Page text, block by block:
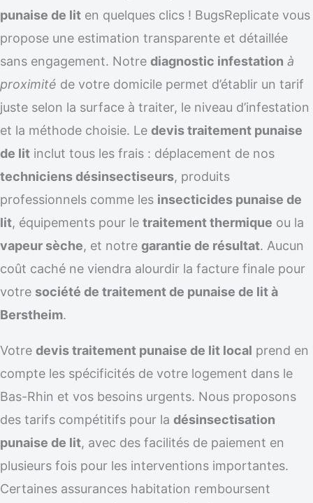
punaise de lit en quelques clics ! BugsReplicate vous
propose une estimation transparente et détaillée
sans engagement. Notre diagnostic infestation à
proximité de votre domicile permet d’établir un tarif
juste selon la surface à traiter, le niveau d’infestation
et la méthode choisie. Le devis traitement punaise
de lit inclut tous les frais : déplacement de nos
techniciens désinsectiseurs, produits
professionnels comme les insecticides punaise de
lit, équipements pour le traitement thermique ou la
vapeur sèche, et notre garantie de résultat. Aucun
coût caché ne viendra alourdir la facture finale pour
votre société de traitement de punaise de lit à
Berstheim.
Votre devis traitement punaise de lit local prend en
compte les spécificités de votre logement dans le
Bas-Rhin et vos besoins urgents. Nous proposons
des tarifs compétitifs pour la désinsectisation
punaise de lit, avec des facilités de paiement en
plusieurs fois pour les interventions importantes.
Certaines assurances habitation remboursent